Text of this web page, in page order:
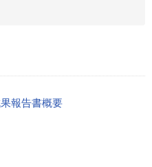
報告書概要